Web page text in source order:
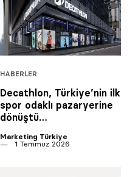
HABERLER
Decathlon, Türkiye’nin ilk
spor odaklı pazaryerine
dönüştü…
Marketing Türkiye
1 Temmuz 2026